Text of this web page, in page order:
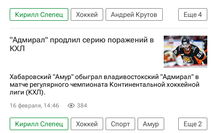
Еще4
Кирилл Слепец Хоккей
Андрей Крутов
Нефтехимик
Амур
Адмирал
КХЛ 2025-2026
"Адмирал" продлил серию поражений в
КХЛ
Хабаровский "Амур" обыграл владивостокский "Адмирал" в
матче регулярного чемпионата Континентальной хоккейной
лиги (КХЛ).
16 февраля, 14:46 384
Еще2
Кирилл Слепец Хоккей Спорт
Амур